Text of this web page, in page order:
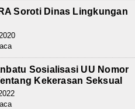
Soroti Dinas Lingkungan
Sosialisasi UU Nomor
Kekerasan Seksual